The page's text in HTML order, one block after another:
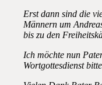
Erst dann sind die
Männern um
bis zu den
Ich möchte nun
Wortgottesdienst